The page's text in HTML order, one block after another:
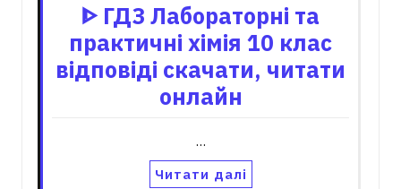
ᐈ ГДЗ Лабораторні та
практичні хімія 10 клас
відповіді скачати, читати
онлайн
…
Читати далі